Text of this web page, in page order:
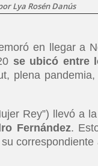
Lya Rosén Danús
en llegar a
se ubicó entre
plena
Rey”) llevó a
Fernández.
correspondiente